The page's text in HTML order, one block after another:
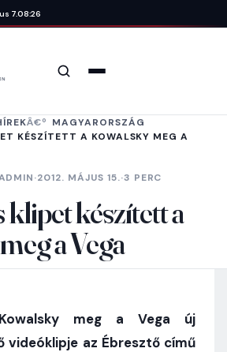
7.08:26
Keresés
MAGYARORSZÁG
KÉSZÍTETT A KOWALSKY MEG A
·2012. MÁJUS 15.·3 PERC
készített a
a Vega
meg a Vega új
videóklipje az Ébresztő című